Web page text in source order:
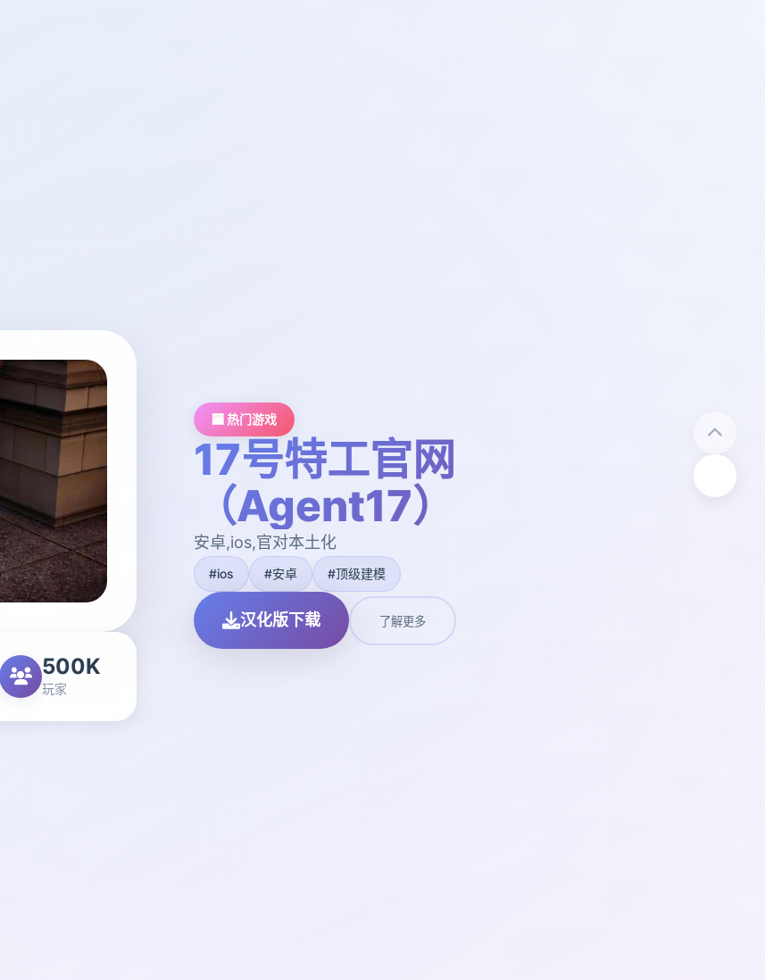
500K
玩家
🏧 热门游戏
17号特工官网
（Agent17）
安卓,ios,官对本土化
#ios #安卓 #顶级建模
汉化版下载 了解更多